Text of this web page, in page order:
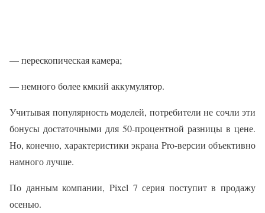
— перескопическая камера;
— немного более кмкий аккумулятор.
Учитывая популярность моделей, потребители не сочли эти
бонусы достаточными для 50-процентной разницы в цене.
Но, конечно, характеристики экрана Pro-версии объективно
намного лучше.
По данным компании, Pixel 7 серия поступит в продажу
осенью.